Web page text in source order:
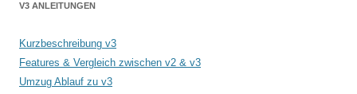
V3 ANLEITUNGEN
Kurzbeschreibung v3
Features & Vergleich zwischen v2 & v3
Umzug Ablauf zu v3